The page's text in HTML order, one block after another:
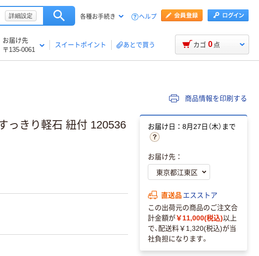
詳細設定 各種お手続き ヘルプ
お届け先
〒135-0061
スイートポイント あとで買う カゴ 0 点
商品情報を印刷する
っきり軽石 紐付 120536
お届け日：8月27日（木）まで
お届け先：
直送品 エスストア
この出荷元の商品のご注文合
計金額が￥11,000(税込)以上
で、配送料￥1,320(税込)が当
社負担になります。